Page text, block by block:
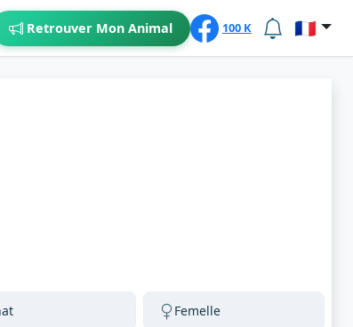
Retrouver Mon Animal 100 K 🇫🇷
Femelle